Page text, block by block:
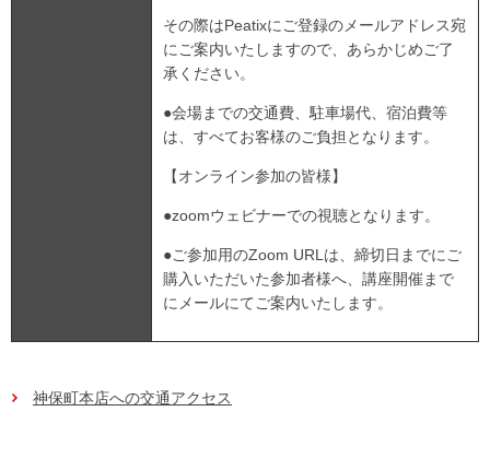
その際はPeatixにご登録のメールアドレス宛
にご案内いたしますので、あらかじめご了
承ください。
●会場までの交通費、駐車場代、宿泊費等
は、すべてお客様のご負担となります。
【オンライン参加の皆様】
●zoomウェビナーでの視聴となります。
●ご参加用のZoom URLは、締切日までにご
購入いただいた参加者様へ、講座開催まで
にメールにてご案内いたします。
神保町本店への交通アクセス